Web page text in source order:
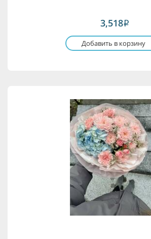
3,518i
Добавить в корзину